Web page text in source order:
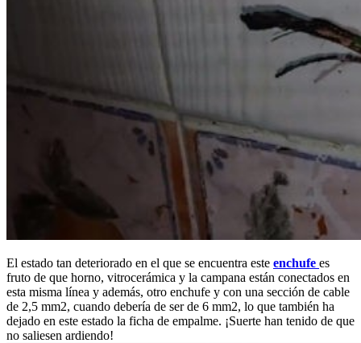
El estado tan deteriorado en el que se encuentra este enchufe es
fruto de que horno, vitrocerámica y la campana están conectados en
esta misma línea y además, otro enchufe y con una sección de cable
de 2,5 mm2, cuando debería de ser de 6 mm2, lo que también ha
dejado en este estado la ficha de empalme. ¡Suerte han tenido de que
no saliesen ardiendo!